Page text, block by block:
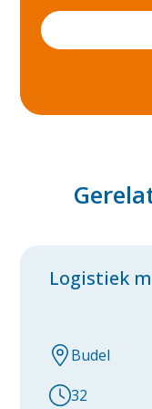
Logistiek
Budel
32
Rijsbergen
Roermond
Roosendaal
Rotterdam
Tiel